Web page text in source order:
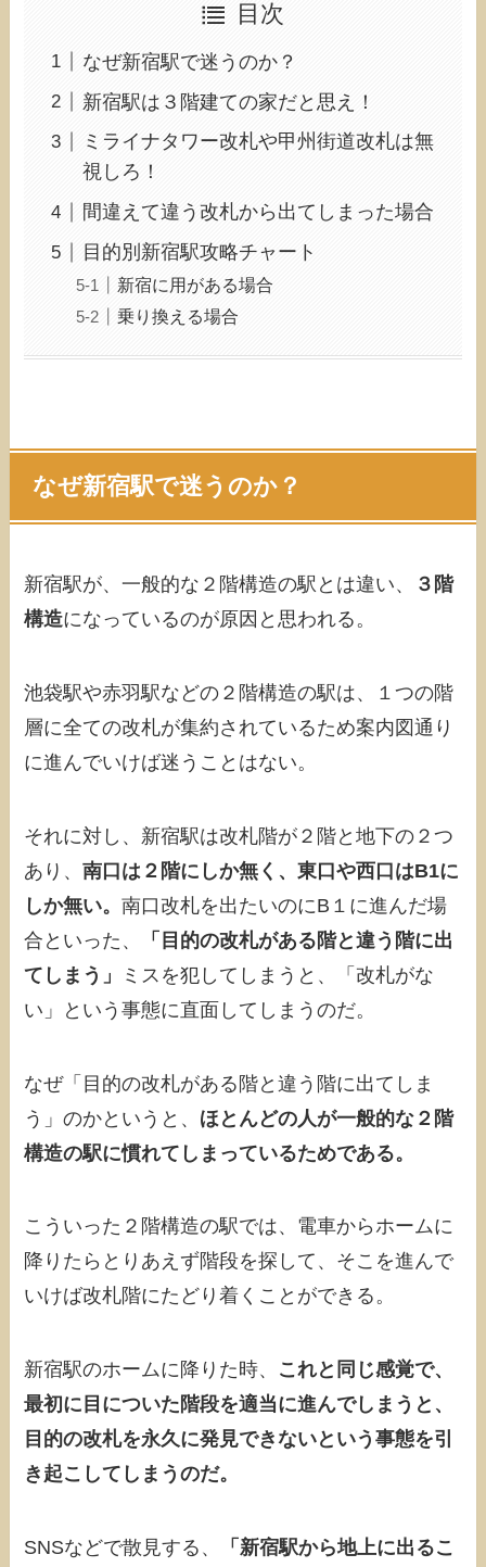
目次
なぜ新宿駅で迷うのか？
新宿駅は３階建ての家だと思え！
ミライナタワー改札や甲州街道改札は無
視しろ！
間違えて違う改札から出てしまった場合
目的別新宿駅攻略チャート
新宿に用がある場合
乗り換える場合
なぜ新宿駅で迷うのか？
新宿駅が、一般的な２階構造の駅とは違い、
３階
構造になっているのが原因と思われる。
池袋駅や赤羽駅などの２階構造の駅は、１つの階
層に全ての改札が集約されているため案内図通り
に進んでいけば迷うことはない。
それに対し、新宿駅は改札階が２階と地下の２つ
あり、南口は２階にしか無く、東口や西口はB1に
しか無い。南口改札を出たいのにB１に進んだ場
合といった、
「目的の改札がある階と違う階に出
てしまう」
ミスを犯してしまうと、「改札がな
い」という事態に直面してしまうのだ。
なぜ「目的の改札がある階と違う階に出てしま
う」のかというと、 ほとんどの人が一般的な２階
構造の駅に慣れてしまっているためである。
こういった２階構造の駅では、電車からホームに
降りたらとりあえず階段を探して、そこを進んで
いけば改札階にたどり着くことができる。
新宿駅のホームに降りた時、 これと同じ感覚で、
最初に目についた階段を適当に進んでしまうと、
目的の改札を永久に発見できないという事態を引
き起こしてしまうのだ。
SNSなどで散見する、 「新宿駅から地上に出るこ